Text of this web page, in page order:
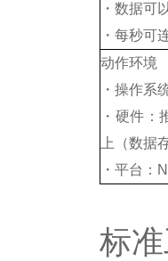
・数据可
・每秒可
动作环境
・操作系
・硬件
上（数据
・平台：
标